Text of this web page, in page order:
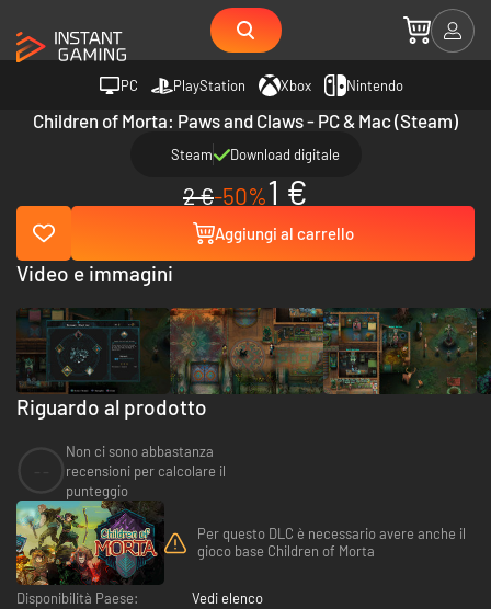
PC PlayStation Xbox Nintendo
Children of Morta: Paws and Claws - PC & Mac (Steam)
Steam Download digitale
2 €-50%1 €
Aggiungi al carrello
Riguardo al prodotto
Non ci sono abbastanza
recensioni per calcolare il
punteggio
Per questo DLC è necessario avere anche il
gioco base Children of Morta
Disponibilità Paese:
Vedi elenco
Video e immagini